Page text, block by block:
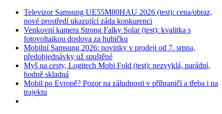
Televizor Samsung UE55M80HAU 2026 (test): cena/obraz,
nové prostředí ukazující záda konkurenci
Venkovní kamera Strong Falky Solar (test): kvalitka s
fotovoltaikou doslova za hubičku
Mobilní Samsung 2026: novinky v prodeji od 7. srpna,
předobjednávky už spuštěné
Myš na cesty, Logitech Mobi Fold (test): nezvyklá, parádní,
hodně skladná
Mobil po Evropě? Pozor na záludnosti v příhraničí a třeba i na
trajektu